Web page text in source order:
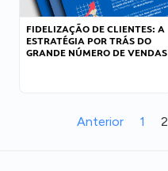
FIDELIZAÇÃO DE CLIENTES: A
ESTRATÉGIA POR TRÁS DO
GRANDE NÚMERO DE VENDAS
Anterior 1 2